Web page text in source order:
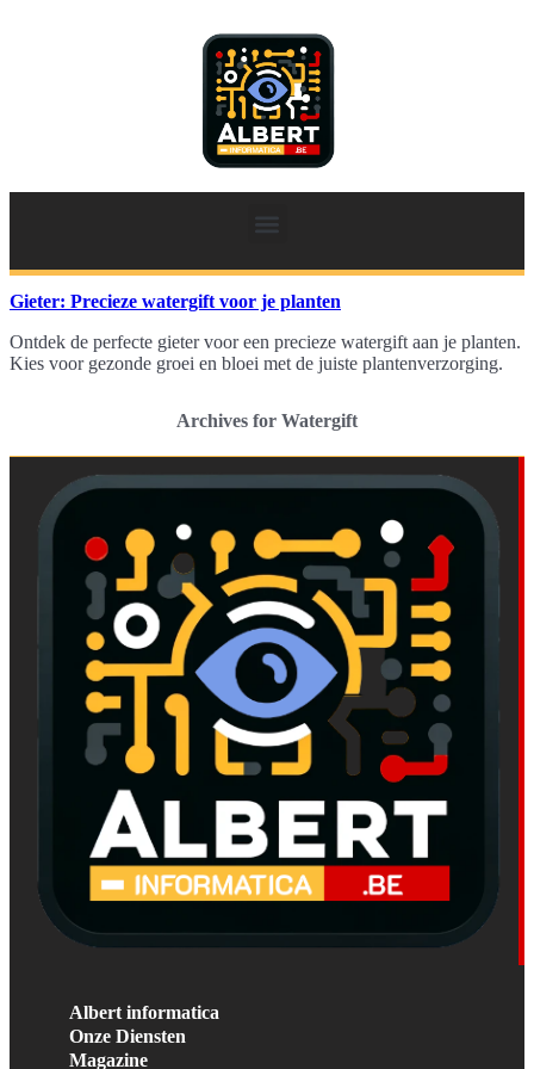
Gieter: Precieze watergift voor je planten
Ontdek de perfecte gieter voor een precieze watergift aan je planten.
Kies voor gezonde groei en bloei met de juiste plantenverzorging.
Archives for Watergift
Albert informatica
Onze Diensten
Magazine